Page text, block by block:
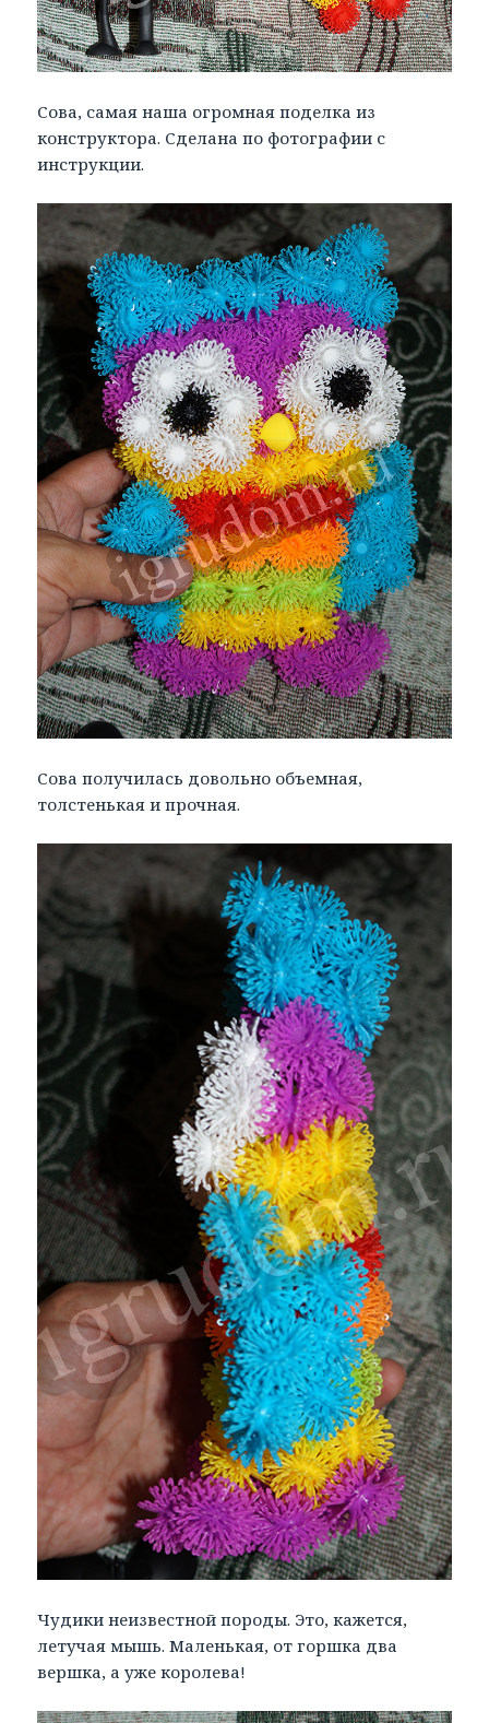
Сова, самая наша огромная поделка из
конструктора. Сделана по фотографии с
инструкции.
Сова получилась довольно объемная,
толстенькая и прочная.
Чудики неизвестной породы. Это, кажется,
летучая мышь. Маленькая, от горшка два
вершка, а уже королева!